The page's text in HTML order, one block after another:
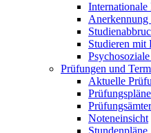
Internationale
Studieren mit
Prüfungen und
Aktuelle
Prüfungspläne
Prüfungsämter
Noteneinsicht
Stundenpläne